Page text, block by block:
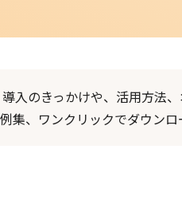
入のきっかけや、活用方法
集、ワンクリックでダウンロ